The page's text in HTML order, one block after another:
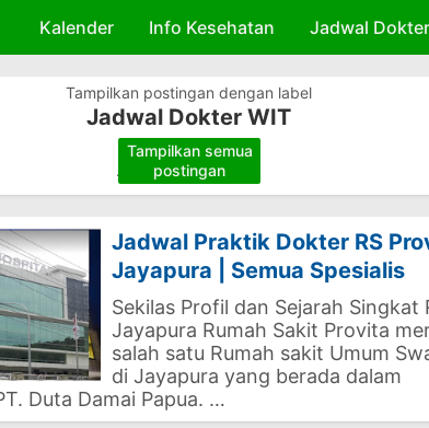
Skip to main
Kalender Info Kesehatan Jadwal Dokter
Tampilkan postingan dengan label
Jadwal Dokter WIT
.
Tampilkan semua
postingan
Jadwal Praktik Dokter RS
Jayapura | Semua Spesialis
Sekilas Profil dan Sejarah Singkat
Jayapura Rumah Sakit Provita
salah satu Rumah sakit Umum
di Jayapura yang berada dalam
Duta Damai Papua. …